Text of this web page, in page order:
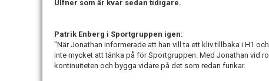
Ulfner som är kvar sedan tidigare.
Patrik Enberg i Sportgruppen igen:
"När Jonathan informerade att han vill ta ett kliv tillbaka i H1
inte mycket att tänka på för Sportgruppen. Med Jonathan vid
kontinuiteten och bygga vidare på det som redan funkar.